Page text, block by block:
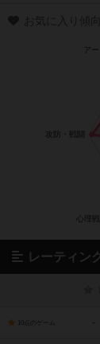
レーティン
10点のゲーム -